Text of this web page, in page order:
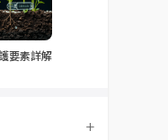
要素詳解
+